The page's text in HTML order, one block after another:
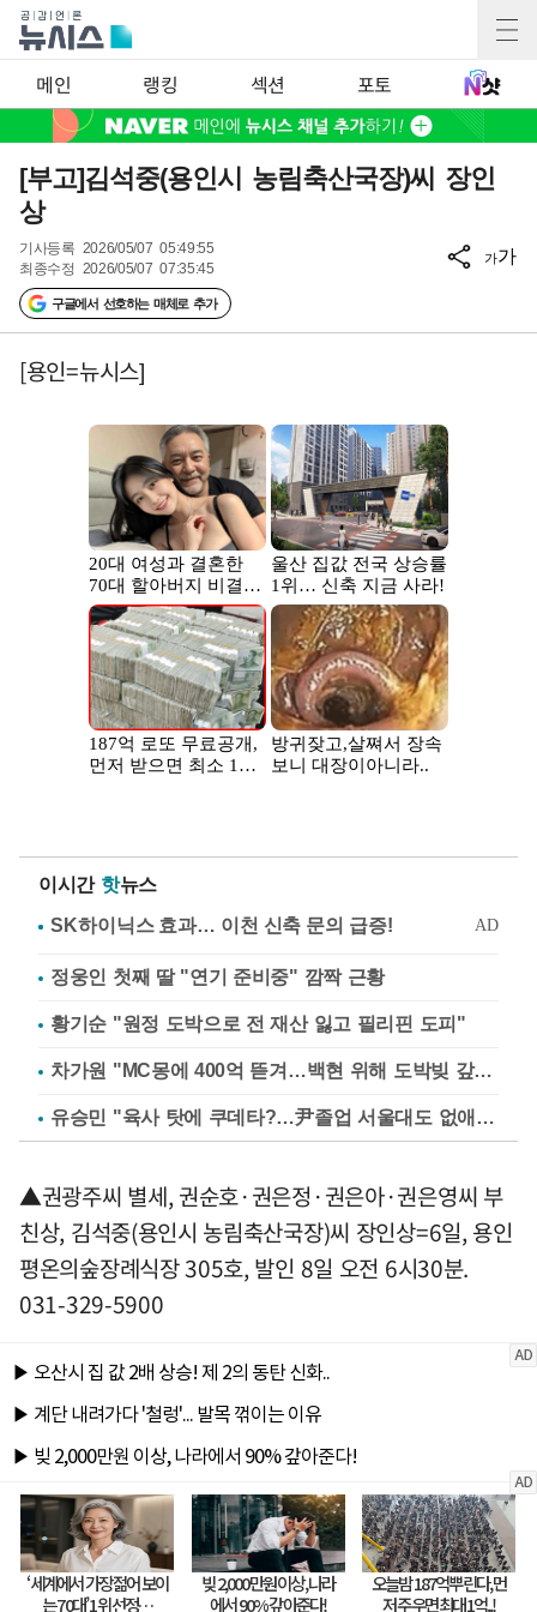
메인 랭킹 섹션 포토
[부고]김석중(용인시 농림축산국장)씨 장인
상
기사등록 2026/05/07 05:49:55
최종수정 2026/05/07 07:35:45
구글에서 선호하는 매체로 추가
가가
[용인=뉴시스]
이시간 핫뉴스
정웅인 첫째 딸 "연기 준비중" 깜짝 근황
황기순 "원정 도박으로 전 재산 잃고 필리핀 도피"
차가원 "MC몽에 400억 뜯겨…백현 위해 도박빚 갚아줘"
유승민 "육사 탓에 쿠데타?…尹졸업 서울대도 없애나"
▲권광주씨 별세, 권순호·권은정·권은아·권은영씨 부
친상, 김석중(용인시 농림축산국장)씨 장인상=6일, 용인
평온의숲장례식장 305호, 발인 8일 오전 6시30분.
031-329-5900